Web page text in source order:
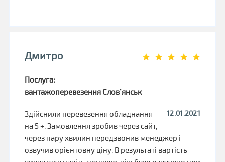
Дмитро
Послуга:
вантажоперевезення Слов’янськ
12.01.2021
Здійснили перевезення обладнання
на 5 +. Замовлення зробив через сайт,
через пару хвилин передзвонив менеджер і
озвучив орієнтовну ціну. В результаті вартість